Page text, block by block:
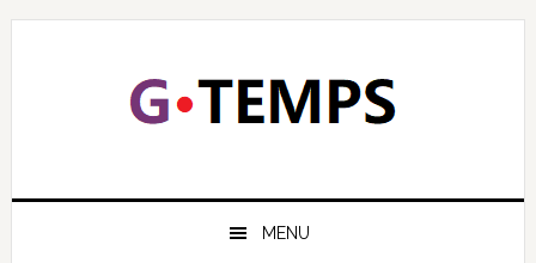
Skip
Skip
Skip
Skip
GTEMPS
MENU